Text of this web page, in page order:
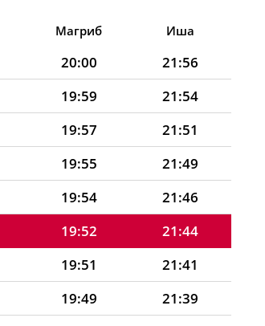
Магриб Иша
20:00
21:56
19:59
21:54
19:57
21:51
19:55
21:49
19:54
21:46
19:52
21:44
19:51
21:41
19:49
21:39